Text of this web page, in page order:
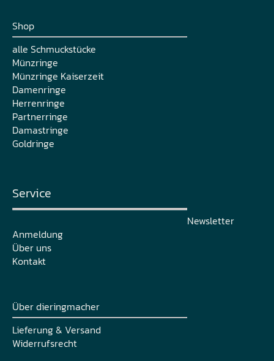
Shop
alle Schmuckstücke
Münzringe
Münzringe Kaiserzeit
Damenringe
Herrenringe
Partnerringe
Damastringe
Goldringe
Service
Newsletter
Anmeldung
Über uns
Kontakt
Über dieringmacher
Lieferung & Versand
Widerrufsrecht